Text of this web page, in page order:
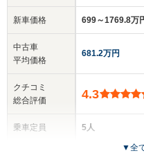
新車価格
中古車
平均価格
クチコミ
総合評価
乗車定員
699～1769.8万
681.2万円
4.3
5人
▼全